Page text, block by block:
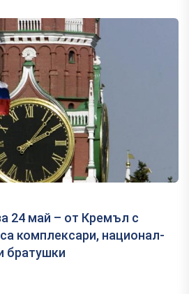
24 май – от Кремъл с
комплексари, национал-
братушки